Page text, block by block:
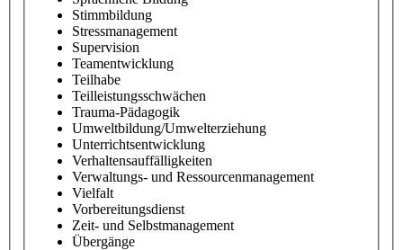
Stimmbildung
Stressmanagement
Supervision
Teamentwicklung
Teilhabe
Teilleistungsschwächen
Trauma-Pädagogik
Umweltbildung/Umwelterziehung
Unterrichtsentwicklung
Verhaltensauffälligkeiten
Verwaltungs- und Ressourcenmanagement
Vielfalt
Vorbereitungsdienst
Zeit- und Selbstmanagement
Übergänge